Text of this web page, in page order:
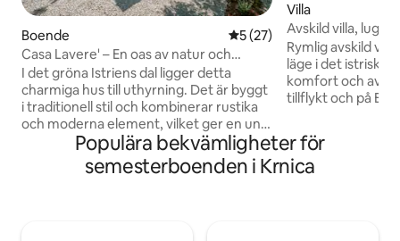
Boende 5 av 5 i genomsnittligt
5 (27)
Casa Lavere' – En oas av natur och
autenticitet
I det gröna Istriens dal ligger detta
charmiga hus till uthyrning. Det är byggt
i traditionell stil och kombinerar rustika
och moderna element, vilket ger en unik
och välkomnande atmosfär. Bara 300
meter från byn erbjuder den en oas av
lugn och avkoppling. Det är utformat för
Villa
Avskild villa, lugn,
husdjursvänlig
Rymlig avskild
läge i det istriska
komfort och
tillflykt och på
område,
och säker
Under perioden
Populära bekvämligheter för
semesterboenden i Krnica